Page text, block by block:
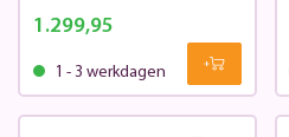
1.299,95
1 - 3 werkdagen